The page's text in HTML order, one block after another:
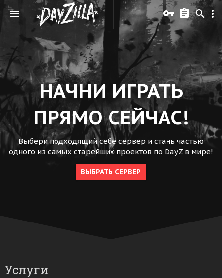
НАЧНИ ИГРАТЬ
ПРЯМО СЕЙЧАС!
Выбери подходящий себе сервер и стань частью
одного из самых старейших проектов по DayZ в мире!
ВЫБРАТЬ СЕРВЕР
Услуги